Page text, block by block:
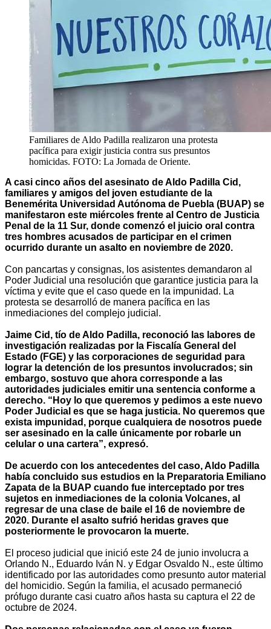
Familiares de Aldo Padilla realizaron una protesta
pacífica para exigir justicia contra sus presuntos
homicidas. FOTO: La Jornada de Oriente.
A casi cinco años del asesinato de Aldo Padilla Cid,
familiares y amigos del joven estudiante de la
Benemérita Universidad Autónoma de Puebla (BUAP) se
manifestaron este miércoles frente al Centro de Justicia
Penal de la 11 Sur, donde comenzó el juicio oral contra
tres hombres acusados de participar en el crimen
ocurrido durante un asalto en noviembre de 2020.
Con pancartas y consignas, los asistentes demandaron al
Poder Judicial una resolución que garantice justicia para la
víctima y evite que el caso quede en la impunidad. La
protesta se desarrolló de manera pacífica en las
inmediaciones del complejo judicial.
Jaime Cid, tío de Aldo Padilla, reconoció las labores de
investigación realizadas por la Fiscalía General del
Estado (FGE) y las corporaciones de seguridad para
lograr la detención de los presuntos involucrados; sin
embargo, sostuvo que ahora corresponde a las
autoridades judiciales emitir una sentencia conforme a
derecho. “Hoy lo que queremos y pedimos a este nuevo
Poder Judicial es que se haga justicia. No queremos que
exista impunidad, porque cualquiera de nosotros puede
ser asesinado en la calle únicamente por robarle un
celular o una cartera”, expresó.
De acuerdo con los antecedentes del caso, Aldo Padilla
había concluido sus estudios en la Preparatoria Emiliano
Zapata de la BUAP cuando fue interceptado por tres
sujetos en inmediaciones de la colonia Volcanes, al
regresar de una clase de baile el 16 de noviembre de
2020. Durante el asalto sufrió heridas graves que
posteriormente le provocaron la muerte.
El proceso judicial que inició este 24 de junio involucra a
Orlando N., Eduardo Iván N. y Edgar Osvaldo N., este último
identificado por las autoridades como presunto autor material
del homicidio. Según la familia, el acusado permaneció
prófugo durante casi cuatro años hasta su captura el 22 de
octubre de 2024.